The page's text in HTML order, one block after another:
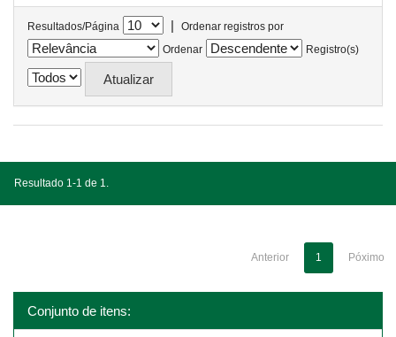
Resultados/Página |
Ordenar registros por
Ordenar
Registro(s)
Resultado 1-1 de 1.
Anterior 1 Póximo
Conjunto de itens: